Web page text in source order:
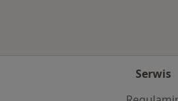
Serwis